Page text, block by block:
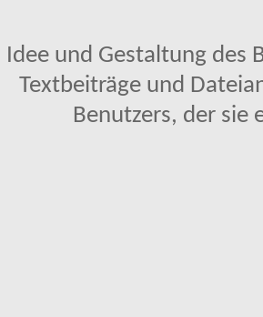
Idee und Gestaltung des
Textbeiträge und
Benutzers, der sie